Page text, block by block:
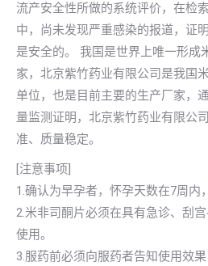
流产安全性所做的系统评价，在检
中，尚未发现严重感染的报道，证
是安全的。 我国是世界上唯一形成
家，北京紫竹药业有限公司是我国
单位，也是目前主要的生产厂家，
量监测证明，北京紫竹药业有限公
准、质量稳定。
[注意事项]
1.确认为早孕者，怀孕天数在7周内
2.米非司酮片必须在具有急诊、刮
使用。
3.服药前必须向服药者告知使用效果